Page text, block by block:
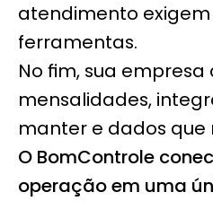
atendimento exigem
ferramentas.
No fim, sua empresa
mensalidades,
manter e dados que
O BomControle
operação em uma